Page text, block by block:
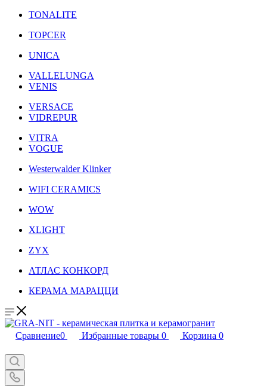
TONALITE
TOPCER
UNICA
VALLELUNGA
VENIS
VERSACE
VIDREPUR
VITRA
VOGUE
Westerwalder Klinker
WIFI CERAMICS
WOW
XLIGHT
ZYX
АТЛАС КОНКОРД
КЕРАМА МАРАЦЦИ
Сравнение0 Избранные товары 0 Корзина 0